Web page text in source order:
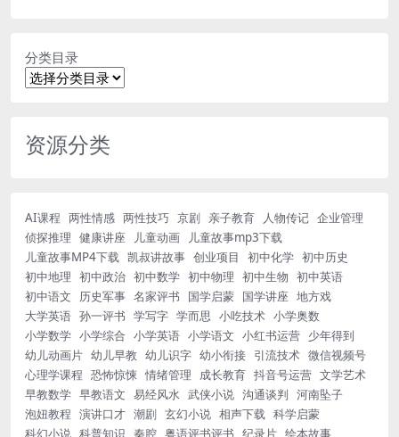
分类目录
资源分类
AI课程 两性情感 两性技巧 京剧 亲子教育 人物传记 企业管理
侦探推理 健康讲座 儿童动画
儿童故事mp3下载
儿童故事MP4下载 凯叔讲故事 创业项目 初中化学 初中历史
初中地理 初中政治 初中数学 初中物理 初中生物 初中英语
初中语文
历史军事 名家评书 国学启蒙 国学讲座 地方戏
大学英语 孙一评书 学写字 学而思 小吃技术 小学奥数
小学数学 小学综合 小学英语 小学语文 小红书运营 少年得到
幼儿动画片 幼儿早教 幼儿识字 幼小衔接 引流技术 微信视频号
心理学课程 恐怖惊悚 情绪管理 成长教育 抖音号运营 文学艺术
早教数学 早教语文 易经风水 武侠小说 沟通谈判 河南坠子
泡妞教程 演讲口才 潮剧 玄幻小说 相声下载 科学启蒙
科幻小说 科普知识 秦腔 粤语评书评书 纪录片 绘本故事